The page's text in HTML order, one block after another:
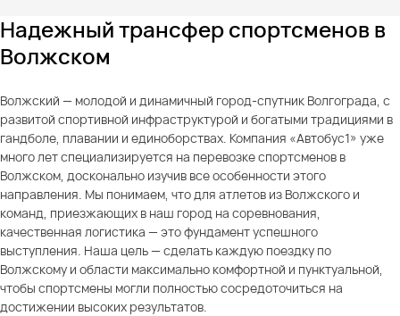
Надежный трансфер спортсменов в
Волжском
Волжский — молодой и динамичный город-спутник Волгограда, с
развитой спортивной инфраструктурой и богатыми традициями в
гандболе, плавании и единоборствах. Компания «Автобус1» уже
много лет специализируется на перевозке спортсменов в
Волжском, досконально изучив все особенности этого
направления. Мы понимаем, что для атлетов из Волжского и
команд, приезжающих в наш город на соревнования,
качественная логистика — это фундамент успешного
выступления. Наша цель — сделать каждую поездку по
Волжскому и области максимально комфортной и пунктуальной,
чтобы спортсмены могли полностью сосредоточиться на
достижении высоких результатов.